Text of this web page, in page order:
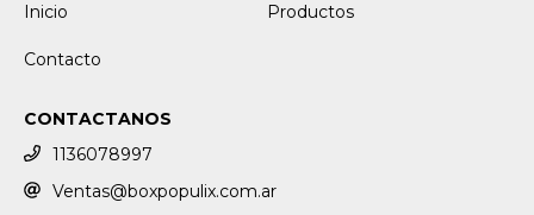
Inicio
Productos
Contacto
CONTACTANOS
1136078997
Ventas@boxpopulix.com.ar